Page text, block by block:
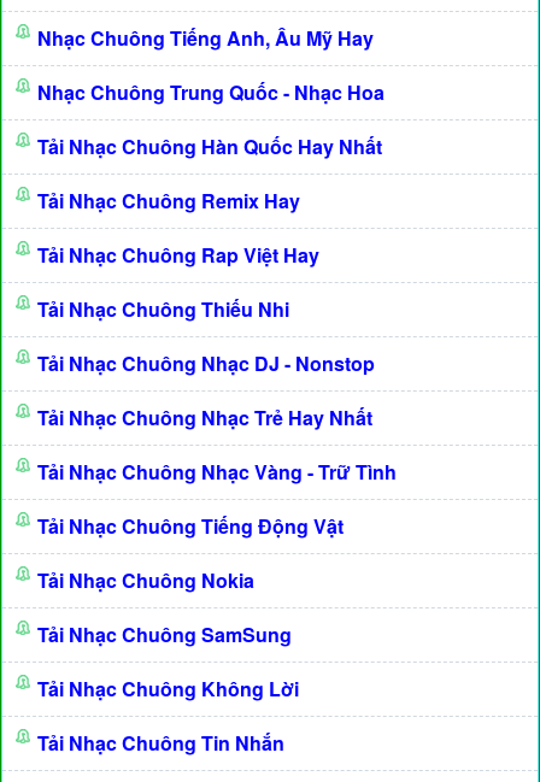
Nhạc Chuông Tiếng Anh, Âu Mỹ Hay
Nhạc Chuông Trung Quốc - Nhạc Hoa
Tải Nhạc Chuông Hàn Quốc Hay Nhất
Tải Nhạc Chuông Remix Hay
Tải Nhạc Chuông Rap Việt Hay
Tải Nhạc Chuông Thiếu Nhi
Tải Nhạc Chuông Nhạc DJ - Nonstop
Tải Nhạc Chuông Nhạc Trẻ Hay Nhất
Tải Nhạc Chuông Nhạc Vàng - Trữ Tình
Tải Nhạc Chuông Tiếng Động Vật
Tải Nhạc Chuông Nokia
Tải Nhạc Chuông SamSung
Tải Nhạc Chuông Không Lời
Tải Nhạc Chuông Tin Nhắn